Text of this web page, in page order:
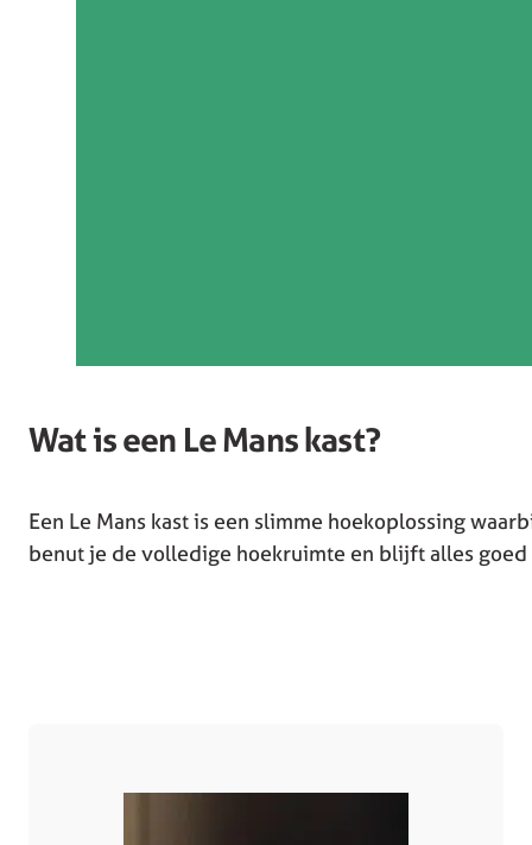
Wat is een Le Mans kast?
Een Le Mans kast is een slimme hoekoplossing
benut je de volledige hoekruimte en blijft alles goed